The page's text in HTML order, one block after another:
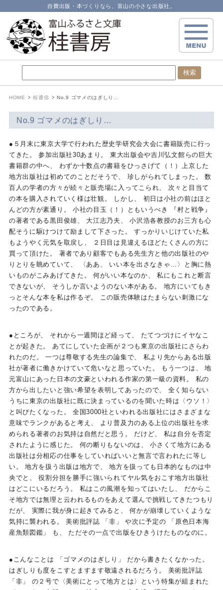
自費出版・本づくりなら、富山の小さな出版社。
HOME 桂通信 No.9 ゴマメのはぎしり…
No.9 ゴマメのはぎしり…
●５月末に東京大学で行われた歴史学研究会大会に書籍販売に行っ
てきた。 参加出版社30あまり。 東大出版会や吉川弘文館らの巨大
書籍群の中へ、 わずか十数点の書籍をひっさげて（！）上京した
地方出版社は初めてのことだそうで、 珍しがられてしまった。 数
百人の学者の方々が続々と販売場に入ってこられ、 次々と目当て
の本を購入されていく様は壮観。 しかし、 初日は小社の前はほと
んどの方が素通り。 小社の目玉（！）ともいうべき 『村と戦争』
の著者である黒田俊雄、 大江志乃夫、 小沢浩各教授のお三方も心
配そうに駆けつけて励まして下さった。 すっかりいじけていた私
もようやく元気を取戻し、 ２日目は見違えるほどたくさんの方に
買って頂けた。 著者であり顧客でもある先生方と他の出版社のや
りとりを眺めていて、 〈ああ、 いい本を出さなきゃ…〉と胸に熱
いものがこみあげてきた。 何がいい本なのか、 私にもこれと断言
できないが、 そうしか言いようのない本がある。 地方にいてもき
っとそんな本を私は作るぞ。 この販売体験はたまらない刺激にな
ったのである。
●ところが、 それから一週間ほど経って、 たてつづけにイヤなこ
とが起きた。 あてにしていた企画が２つも東京の出版社にさらわ
れたのだ。 一つは尊敬する先生の論集で、 私より先からある出版
社が著者に働きかけていて危いなと思っていた。 もう一つは、 地
元富山にあった日本の文豪といわれる作家の第一級の資料。 私の
方から出したいと強い希望を表明してあったので、 全く知らない
うちに東京の出版社に既に決まっているのを聞いた時は〈ウソ！〉
と叫びたくなった。 全国3000社といわれる出版社にはさまざまな
意味でランクがあると考え、 より普及力のある上位の出版社を求
められる著者のお気持は自然だと思う。 だけど、 私は自分を否定
されたように感じた。 何の断りもないのは、 小さくて地方にある
出版社は分相応の仕事をしていればいいと無言で言われたに等し
い。 地方を扱う出版は地方で、 地方を扱っても日本的なものは中
央でと、 役割分担を勝手に強いられてヤル気をおこす地方出版社
はどこにいるだろう。 私はこの風潮を知ってはいたし、 だからこ
そ地方では無理と云われるものをあえて選んで挑戦してきたつもり
だが、 実際に我が身に起きてみると、 何かが崩壊していくような
気持に襲われる。 美術批評誌 「非」 や次に予定の 「原色日本海
産魚類図鑑」 も、 ただその一点で出版をひきうけたものなのに。
●こんなことは 「ゴマメのはぎしり」 だから書きたくなかった。
はぎしりも度をこすとますます敬遠されるだろう。 美術批評誌
「非」 の２号で〈美術にとって地方とは〉という特集が組まれた